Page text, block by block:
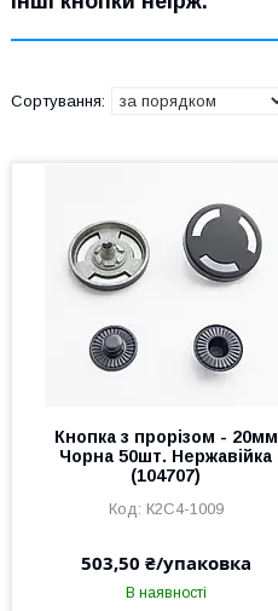
Кнопка з прорізом - 20мм
Чорна 50шт. Нержавійка
(104707)
К2С4-1009
503,50 ₴/упаковка
В наявності